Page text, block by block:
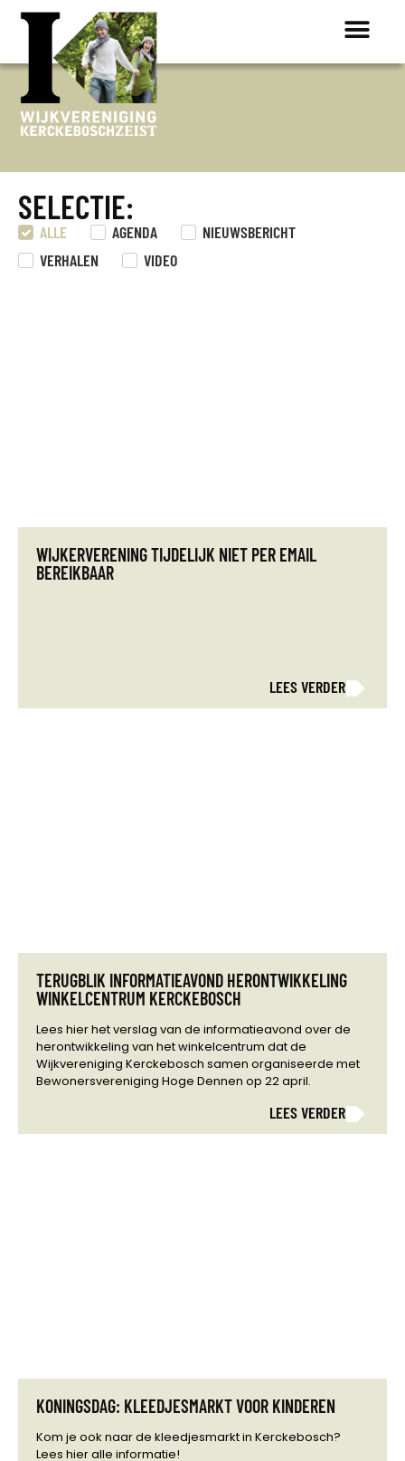
SELECTIE:
ALLE AGENDA
NIEUWSBERICHT
VERHALEN
VIDEO
WIJKERVERENING TIJDELIJK NIET PER EMAIL
BEREIKBAAR
LEES VERDER
TERUGBLIK INFORMATIEAVOND HERONTWIKKELING
WINKELCENTRUM KERCKEBOSCH
Lees hier het verslag van de informatieavond over de
herontwikkeling van het winkelcentrum dat de
Wijkvereniging Kerckebosch samen organiseerde met
Bewonersvereniging Hoge Dennen op 22 april.
LEES VERDER
KONINGSDAG: KLEEDJESMARKT VOOR KINDEREN
Kom je ook naar de kleedjesmarkt in Kerckebosch?
Lees hier alle informatie!